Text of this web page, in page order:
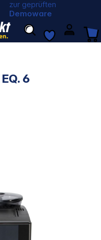
zur geprüften
Demoware
6